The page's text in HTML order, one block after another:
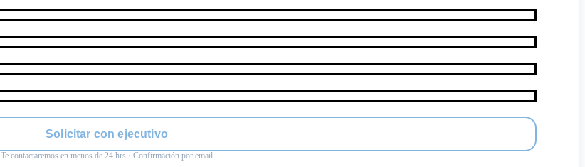
Solicitar con ejecutivo
Te contactaremos en menos de 24 hrs · Confirmación por email